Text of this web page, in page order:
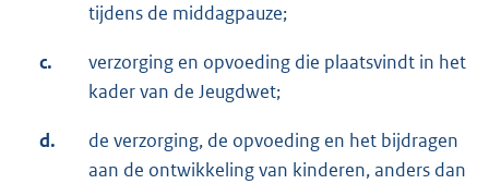
tijdens de middagpauze;
c.
verzorging en opvoeding die plaatsvindt in het
kader van de Jeugdwet;
d.
de verzorging, de opvoeding en het bijdragen
aan de ontwikkeling van kinderen, anders dan